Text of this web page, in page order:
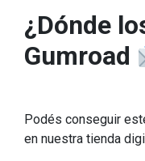
¿Dónde
Gumroad
Podés conseguir
en nuestra tienda